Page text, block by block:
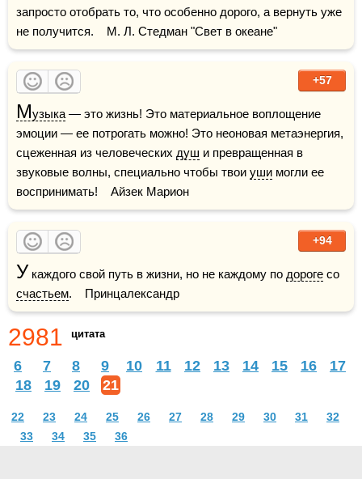
запросто отобрать то, что особенно дорого, а вернуть уже
не получится.    М. Л. Стедман "Свет в океане"
+57
Музыка — это жизнь! Это материальное воплощение
эмоции — ее потрогать можно! Это неоновая метаэнергия,
сцеженная из человеческих душ и превращенная в
звуковые волны, специально чтобы твои уши могли ее
воспринимать!    Айзек Марион
+94
У каждого свой путь в жизни, но не каждому по дороге
счастьем.    Принцалександр
2981 цитата
6 7 8 9 10 11 12 13 14 15 16
17
18
19 20 21
22 23 24 25 26 27 28 29 30 31
32
33
34 35 36